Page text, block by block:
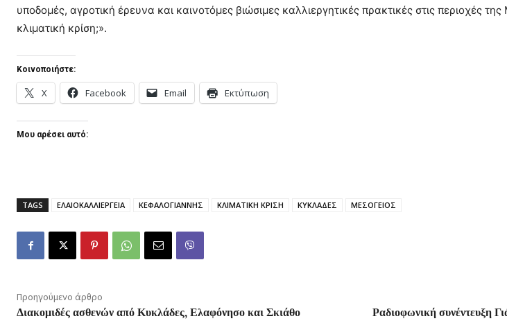
υποδομές, αγροτική έρευνα και καινοτόμες βιώσιμες καλλιεργητικές πρακτικές στις περιοχές
κλιματική κρίση;».
Κοινοποιήστε:
X Facebook Email Εκτύπωση
Μου αρέσει αυτό:
TAGS ΕΛΑΙΟΚΑΛΛΙΕΡΓΕΙΑ ΚΕΦΑΛΟΓΙΑΝΝΗΣ ΚΛΙΜΑΤΙΚΗ ΚΡΙΣΗ ΚΥΚΛΑΔΕΣ ΜΕΣΟΓΕΙΟΣ
Προηγούμενο άρθρο
Διακομιδές ασθενών από Κυκλάδες, Ελαφόνησο και Σκιάθο Ραδιοφωνική συνέντευξη